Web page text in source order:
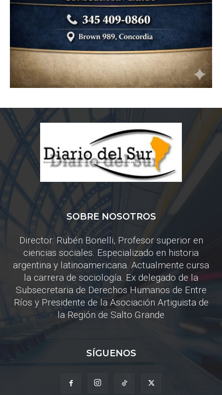
SOBRE NOSOTROS
Director: Rubén Bonelli, Profesor superior en
ciencias sociales. Especializado en historia
argentina y latinoamericana. Actualmente cursa
la carrera de sociología. Ex delegado de la
Subsecretaria de Derechos Humanos de Entre
Ríos y Presidente de la Asociación Artiguista de
la Región de Salto Grande
SÍGUENOS